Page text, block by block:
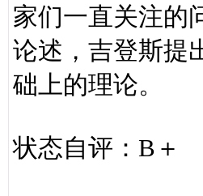
家们一直关注的
论述，吉登斯提
础上的理论。
状态自评：B＋